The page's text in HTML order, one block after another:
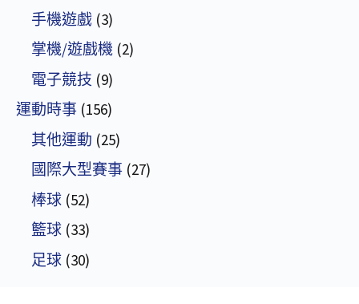
手機遊戲 (3)
掌機/遊戲機 (2)
電子競技 (9)
運動時事 (156)
其他運動 (25)
國際大型賽事 (27)
棒球 (52)
籃球 (33)
足球 (30)